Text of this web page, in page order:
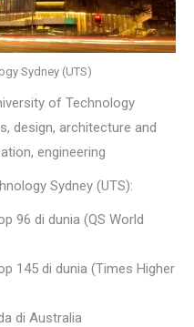
Sydney (UTS)
of Technology
design, architecture and
engineering
Sydney (UTS):
96 di dunia (QS World
145 di dunia (Times Higher
di Australia